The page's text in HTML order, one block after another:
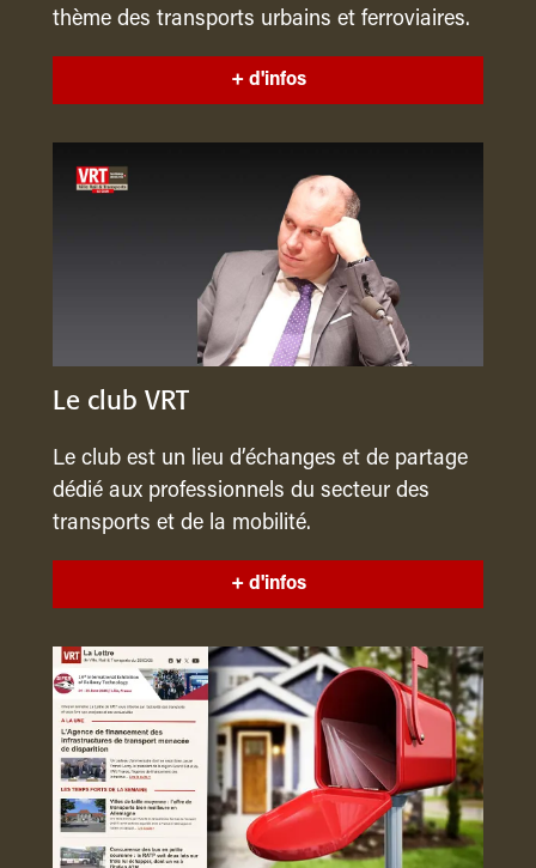
thème des transports urbains et ferroviaires.
+ d'infos
Le club VRT
Le club est un lieu d’échanges et de partage
dédié aux professionnels du secteur des
transports et de la mobilité.
+ d'infos